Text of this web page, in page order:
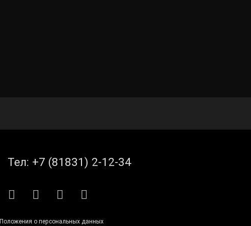
Тел: +7 (81831) 2-12-34
RSS E-mailВКонтакте
Telegram
Положения о персональных данных